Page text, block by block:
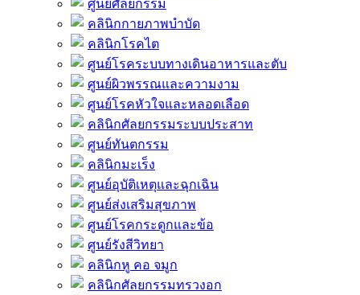
ศูนย์ศัลยกรรม
คลินิกกายภาพบำบัด
คลินิกโรคไต
ศูนย์โรคระบบทางเดินอาหารและตับ
ศูนย์ผิวพรรณและความงาม
ศูนย์โรคหัวใจและหลอดเลือด
คลินิกศัลยกรรมระบบประสาท
ศูนย์ทันตกรรม
คลินิกมะเร็ง
ศูนย์อุบัติเหตุและฉุกเฉิน
ศูนย์ส่งเสริมสุขภาพ
ศูนย์โรคกระดูกและข้อ
ศูนย์รังสีวิทยา
คลินิกหู คอ จมูก
คลินิกศัลยกรรมทรวงอก